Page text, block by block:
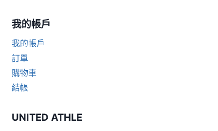
我的帳戶
我的帳戶
訂單
購物車
結帳
UNITED ATHLE